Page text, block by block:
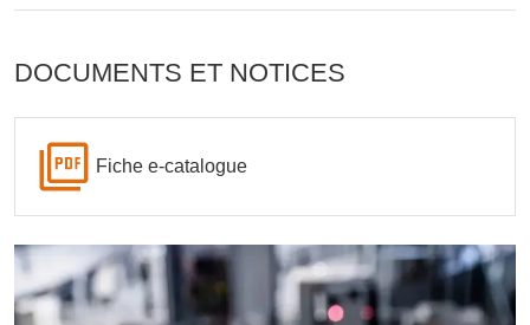
DOCUMENTS ET NOTICES
Fiche e-catalogue